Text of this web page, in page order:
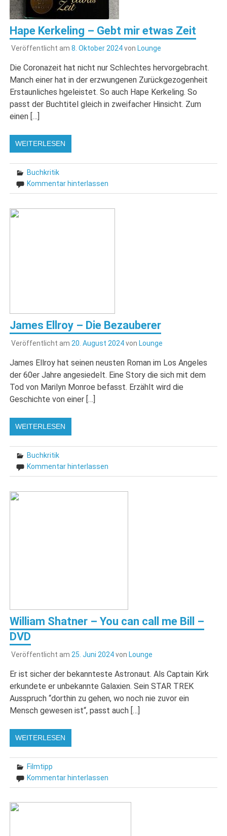
Hape Kerkeling – Gebt mir etwas Zeit
Veröffentlicht am 8. Oktober 2024von Lounge
Die Coronazeit hat nicht nur Schlechtes hervorgebracht.
Manch einer hat in der erzwungenen Zurückgezogenheit
Erstaunliches hgeleistet. So auch Hape Kerkeling. So
passt der Buchtitel gleich in zweifacher Hinsicht. Zum
einen […]
WEITERLESEN
Buchkritik
Kommentar hinterlassen
James Ellroy – Die Bezauberer
Veröffentlicht am 20. August 2024von Lounge
James Ellroy hat seinen neusten Roman im Los Angeles
der 60er Jahre angesiedelt. Eine Story die sich mit dem
Tod von Marilyn Monroe befasst. Erzählt wird die
Geschichte von einer […]
WEITERLESEN
Buchkritik
Kommentar hinterlassen
William Shatner – You can call me Bill –
DVD
Veröffentlicht am 25. Juni 2024von Lounge
Er ist sicher der bekannteste Astronaut. Als Captain Kirk
erkundete er unbekannte Galaxien. Sein STAR TREK
Ausspruch “dorthin zu gehen, wo noch nie zuvor ein
Mensch gewesen ist“, passt auch […]
WEITERLESEN
Filmtipp
Kommentar hinterlassen